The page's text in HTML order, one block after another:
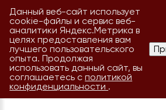
Данный веб-сайт использует
cookie-файлы и сервис веб-
аналитики Яндекс.Метрика в
целях предоставления вам
лучшего пользовательского
опыта. Продолжая
использовать данный сайт, вы
соглашаетесь сполитикой
конфиденциальности .